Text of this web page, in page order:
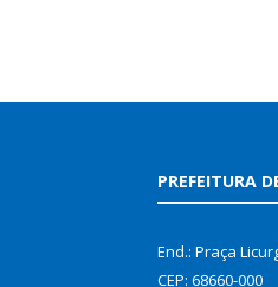
PREFEITURA
End.: Praça
CEP: 68660-000